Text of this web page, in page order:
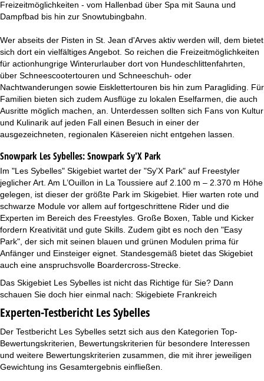
Freizeitmöglichkeiten - vom Hallenbad über Spa mit Sauna und
Dampfbad bis hin zur Snowtubingbahn.
Wer abseits der Pisten in St. Jean d'Arves aktiv werden will, dem bietet
sich dort ein vielfältiges Angebot. So reichen die Freizeitmöglichkeiten
für actionhungrige Winterurlauber dort von Hundeschlittenfahrten,
über Schneescootertouren und Schneeschuh- oder
Nachtwanderungen sowie Eisklettertouren bis hin zum Paragliding. Für
Familien bieten sich zudem Ausflüge zu lokalen Eselfarmen, die auch
Ausritte möglich machen, an. Unterdessen sollten sich Fans von Kultur
und Kulinarik auf jeden Fall einen Besuch in einer der
ausgezeichneten, regionalen Käsereien nicht entgehen lassen.
Snowpark Les Sybelles:Snowpark Sy'X Park
Im "Les Sybelles" Skigebiet wartet der "Sy'X Park" auf Freestyler
jeglicher Art. Am L’Ouillon in La Toussiere auf 2.100 m – 2.370 m Höhe
gelegen, ist dieser der größte Park im Skigebiet. Hier warten rote und
schwarze Module vor allem auf fortgeschrittene Rider und die
Experten im Bereich des Freestyles. Große Boxen, Table und Kicker
fordern Kreativität und gute Skills. Zudem gibt es noch den "Easy
Park", der sich mit seinen blauen und grünen Modulen prima für
Anfänger und Einsteiger eignet. Standesgemäß bietet das Skigebiet
auch eine anspruchsvolle Boardercross-Strecke.
Das Skigebiet Les Sybelles ist nicht das Richtige für Sie? Dann
schauen Sie doch hier einmal nach: Skigebiete Frankreich
Experten-Testbericht Les Sybelles
Der Testbericht Les Sybelles setzt sich aus den Kategorien Top-
Bewertungskriterien, Bewertungskriterien für besondere Interessen
und weitere Bewertungskriterien zusammen, die mit ihrer jeweiligen
Gewichtung ins Gesamtergebnis einfließen.